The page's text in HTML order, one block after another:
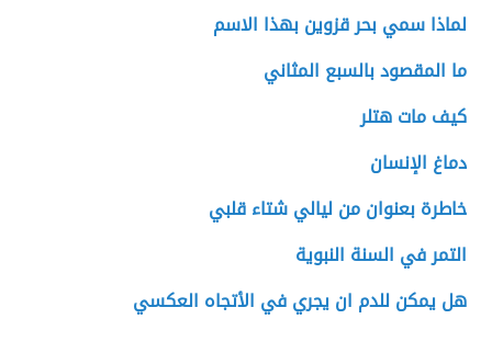
لماذا سمي بحر قزوين بهذا الاسم
ما المقصود بالسبع المثاني
كيف مات هتلر
دماغ الإنسان
خاطرة بعنوان من ليالي شتاء قلبي
التمر في السنة النبوية
هل يمكن للدم ان يجري في الأتجاه العكسي